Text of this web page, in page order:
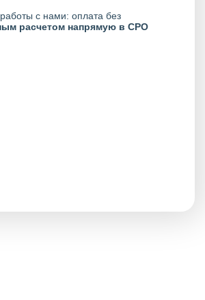
с нами: оплата без
расчетом напрямую в СРО